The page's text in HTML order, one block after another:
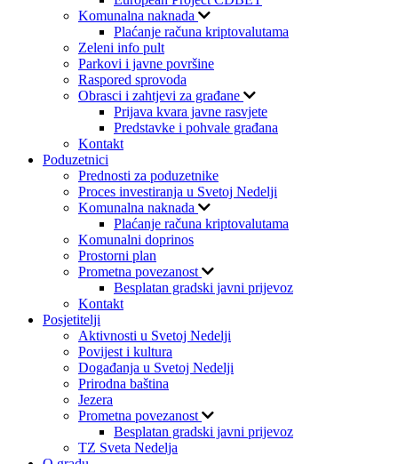
Komunalna naknada
Plaćanje računa kriptovalutama
Zeleni info pult
Parkovi i javne površine
Raspored sprovoda
Obrasci i zahtjevi za građane
Prijava kvara javne rasvjete
Predstavke i pohvale građana
Kontakt
Poduzetnici
Prednosti za poduzetnike
Proces investiranja u Svetoj Nedelji
Komunalna naknada
Plaćanje računa kriptovalutama
Komunalni doprinos
Prostorni plan
Prometna povezanost
Besplatan gradski javni prijevoz
Kontakt
Posjetitelji
Aktivnosti u Svetoj Nedelji
Povijest i kultura
Događanja u Svetoj Nedelji
Prirodna baština
Jezera
Prometna povezanost
Besplatan gradski javni prijevoz
TZ Sveta Nedelja